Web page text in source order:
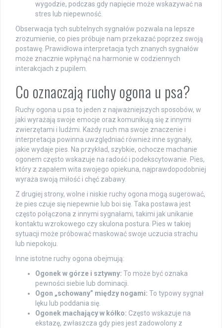
wygodzie, podczas gdy napięcie może wskazywać na
stres lub niepewność.
Obserwacja tych subtelnych sygnałów pozwala na lepsze
zrozumienie, co pies próbuje nam przekazać poprzez swoją
postawę. Prawidłowa interpretacja tych znanych sygnałów
może znacznie wpłynąć na harmonie w codziennych
interakcjach z pupilem.
Co oznaczają ruchy ogona u psa?
Ruchy ogona u psa to jeden z najważniejszych sposobów, w
jaki wyrażają swoje emocje oraz komunikują się z innymi
zwierzętami i ludźmi. Każdy ruch ma swoje znaczenie i
interpretacja powinna uwzględniać również inne sygnały,
jakie wydaje pies. Na przykład, szybkie, ochocze machanie
ogonem często wskazuje na radość i podekscytowanie. Pies,
który z zapałem wita swojego opiekuna, najprawdopodobniej
wyraża swoją miłość i chęć zabawy.
Z drugiej strony, wolne i niskie ruchy ogona mogą sugerować,
że pies czuje się niepewnie lub boi się. Taka postawa jest
często połączona z innymi sygnałami, takimi jak unikanie
kontaktu wzrokowego czy skulona postura. Pies w takiej
sytuacji może próbować maskować swoje uczucia strachu
lub niepokoju.
Inne istotne ruchy ogona obejmują:
Ogonek w górze i sztywny: To może być oznaka
pewności siebie lub dominacji.
Ogon „schowany” między nogami: To typowy sygnał
lęku lub poddania się.
Ogonek machający w kółko: Często wskazuje na
ekstazę, zwłaszcza gdy pies jest zadowolony z